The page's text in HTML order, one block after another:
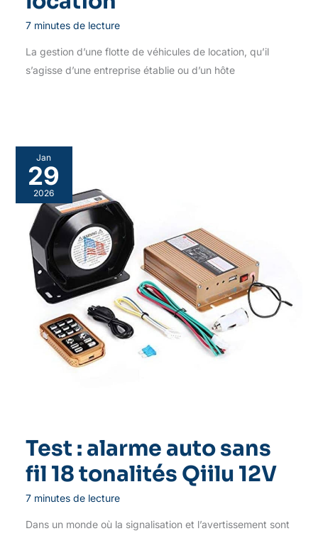
7 minutes de lecture
La gestion d’une flotte de véhicules de location, qu’il
s’agisse d’une entreprise établie ou d’un hôte
Jan
29
2026
Test : alarme auto sans
fil 18 tonalités Qiilu 12V
7 minutes de lecture
Dans un monde où la signalisation et l’avertissement sont